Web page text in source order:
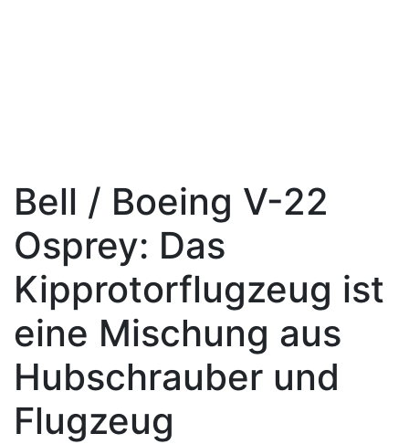
Bell / Boeing V-22
Osprey: Das
Kipprotorflugzeug ist
eine Mischung aus
Hubschrauber und
Flugzeug